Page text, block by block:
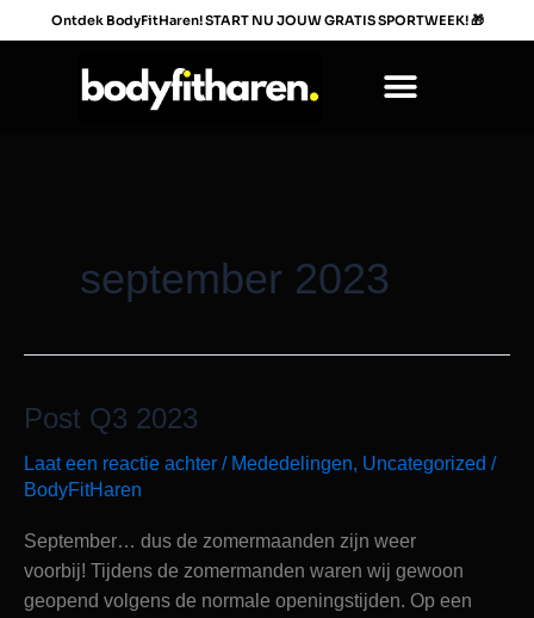
naar
Ontdek BodyFitHaren! START NU JOUW GRATIS SPORTWEEK!🎁
september 2023
Post Q3 2023
Laat een reactie achter / Mededelingen, Uncategorized /
BodyFitHaren
September… dus de zomermaanden zijn weer
voorbij! Tijdens de zomermanden waren wij gewoon
geopend volgens de normale openingstijden. Op een
Post
2023